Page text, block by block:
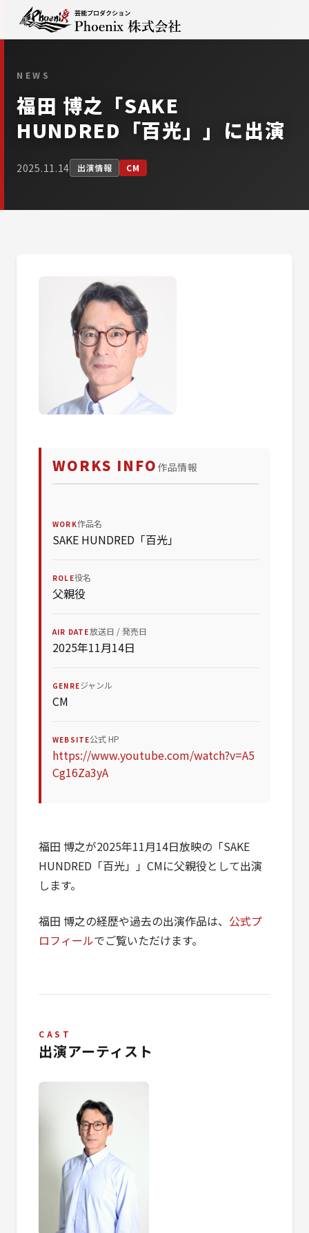
NEWS
福田 博之「SAKE
HUNDRED「百光」」に出演
2025.11.14 出演情報 CM
WORKS INFO 作品情報
WORK作品名
SAKE HUNDRED「百光」
ROLE役名
父親役
AIR DATE放送日 / 発売日
2025年11月14日
GENREジャンル
CM
WEBSITE公式 HP
https://www.youtube.com/watch?v=A5
Cg16Za3yA
福田 博之が2025年11月14日放映の「SAKE
HUNDRED「百光」」CMに父親役として出演
します。
福田 博之の経歴や過去の出演作品は、 公式プ
ロフィールでご覧いただけます。
CAST
出演アーティスト